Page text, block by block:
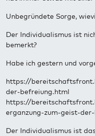
Unbegründete Sorge,
Der Individualismus ist
bemerkt?
Habe ich gestern und
https://
der-befreiung.html
https://
erganzung-zum-geist-
Der Individualismus ist